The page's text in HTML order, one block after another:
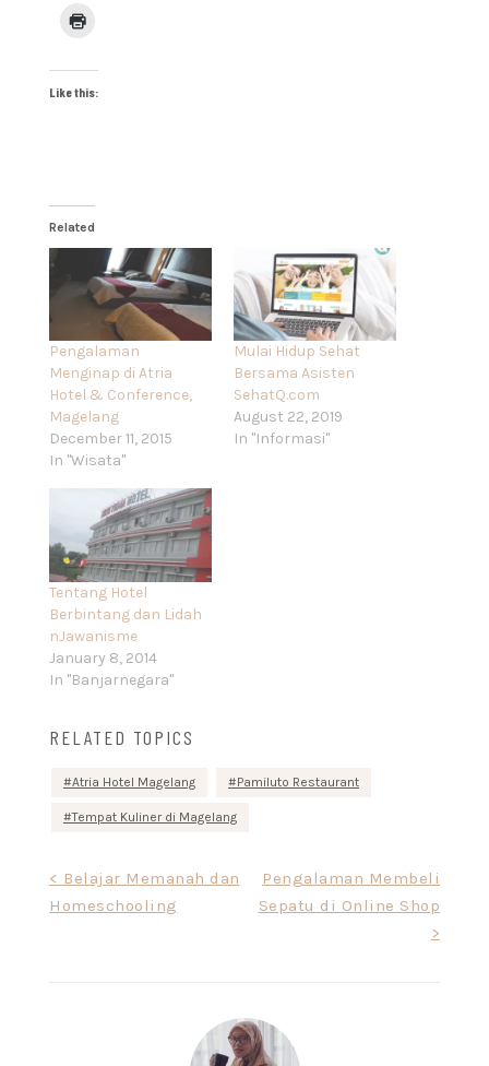
Like this:
Related
Pengalaman
Menginap di Atria
Hotel & Conference,
Magelang
December 11, 2015
In "Wisata"
Mulai Hidup Sehat
Bersama Asisten
SehatQ.com
August 22, 2019
In "Informasi"
Tentang Hotel
Berbintang dan Lidah
nJawanisme
January 8, 2014
In "Banjarnegara"
RELATED TOPICS
Atria Hotel Magelang Pamiluto Restaurant
Tempat Kuliner di Magelang
navigation
< Belajar Memanah dan
Homeschooling
Pengalaman Membeli
Sepatu di Online Shop
>